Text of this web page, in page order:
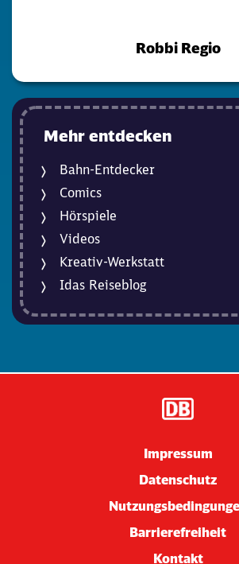
Robbi Regio
Mehr entdecken
Bahn-Entdecker
Comics
Hörspiele
Videos
Kreativ-Werkstatt
Idas Reiseblog
Impressum
Datenschutz
Barrierefreiheit
Kontakt